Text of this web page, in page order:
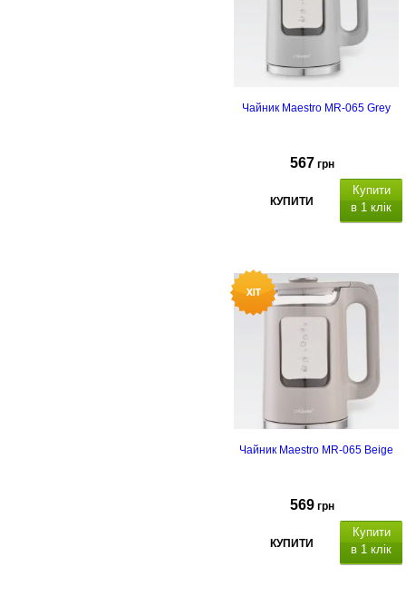
Чайник Maestro MR-065 Grey
567 грн
КУПИТИ
Купити
в 1 клік
скло, автоматичне вимкнення,
підсвічування, захист від
перегріву.
Чайник Maestro MR-065 Beige
569 грн
КУПИТИ
Купити
в 1 клік